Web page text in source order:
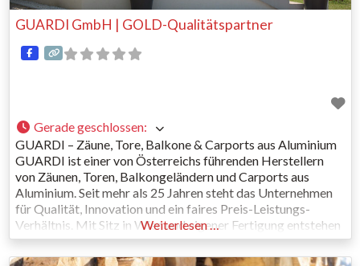
GUARDI GmbH | GOLD-Qualitätspartner
Gerade geschlossen:
GUARDI – Zäune, Tore, Balkone & Carports aus Aluminium
GUARDI ist einer von Österreichs führenden Herstellern
von Zäunen, Toren, Balkongeländern und Carports aus
Aluminium. Seit mehr als 25 Jahren steht das Unternehmen
für Qualität, Innovation und ein faires Preis-Leistungs-
Verhältnis. Mit Sitz in Wien und eigener Fertigung entstehen
Produkte, die langlebig, pflegeleicht und gleichzeitig ein
echter Blickfang sind. Ihre Vorteile mit
Weiterlesen …